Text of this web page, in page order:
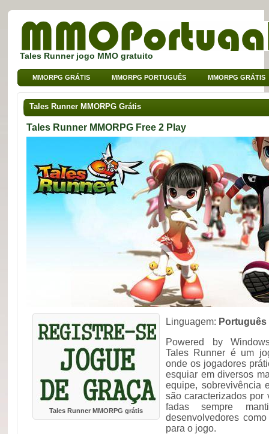
Tales Runner jogo MMO gratuito
MMORPG GRÁTIS MMORPG PORTUGUÊS MMORPG GRÁTIS
MMO DE BROWSER MMO PARA CRIANÇAS MMO DE SPORT
Tales Runner MMORPG Grátis
Tales Runner MMORPG Free 2 Play
Tales Runner MMORPG grátis
Linguagem: Português
Powered by
Tales Runner é um
onde os jogadores
esquiar em diversos
equipe, sobrevivência
são caracterizados por
fadas sempre
desenvolvedores
para o jogo.